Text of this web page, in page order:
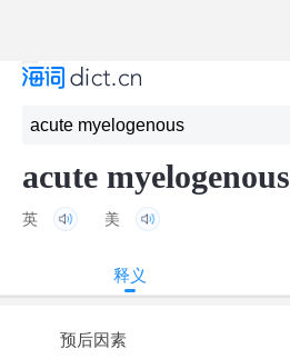
acute myelogenous
英 美
释义
预后因素